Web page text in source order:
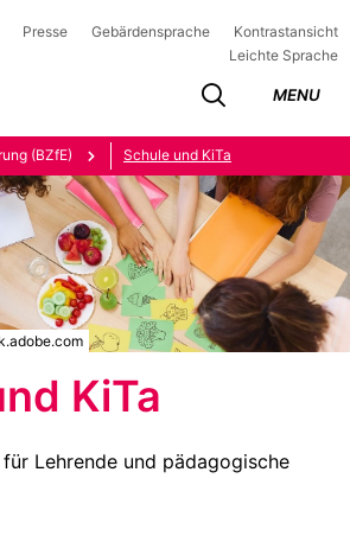
Presse Gebärdensprache
Kontrastansicht
Leichte Sprache
MENU
(BZfE) Schule und KiTa
KiTa
Lehrende und pädagogische